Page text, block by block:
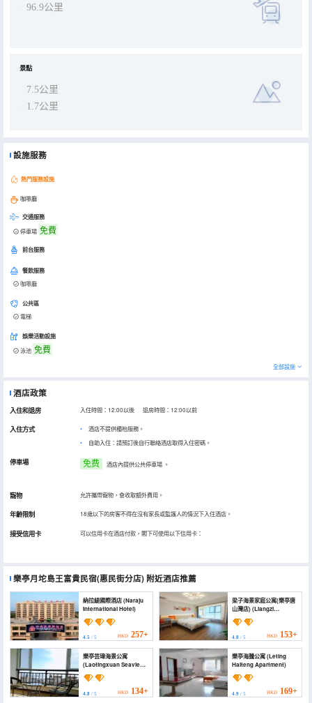
96.9公里
景點
7.5公里
1.7公里
設施服務
熱門服務設施
咖啡廳
交通服務
停車場 免費
前台服務
餐飲服務
咖啡廳
公共區
電梯
娛樂活動設施
泳池 免費
全部設施
酒店政策
入住和退房 入住時間：12:00以後 退房時間：12:00以前
入住方式
酒店不提供櫃枱服務。
自助入住：請預訂後自行聯絡酒店取得入住密碼。
停車場 免费 酒店內提供公共停車場 。
寵物 允許攜帶寵物，會收取額外費用。
年齡限制 18歲以下的房客不得在沒有家長或監護人的情況下入住酒店。
接受信用卡 可以信用卡在酒店付款，閣下可使用以下信用卡：
樂亭月坨島王富貴民宿(惠民街分店) 附近酒店推薦
納拉緹國際酒店 (Naraju
International Hotel)
4.5 / 5 HKD 257+
梁子海景家庭公寓(樂亭唐
山灣店) (Liangzi
Seaview Family
Apartment (Laoting
Tangshanwan Shop))
4.8/ 5 HKD 153+
樂亭芸瑋海景公寓
(Laotingxuan Seaview
Apartment)
4.8 / 5 HKD 134+
樂亭海騰公寓 (Leting
Haiteng Apartment)
4.9/ 5 HKD 169+